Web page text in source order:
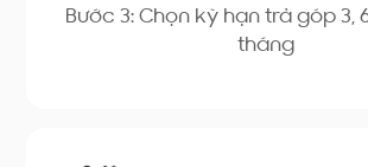
Bước 3: Chọn kỳ hạn trả góp 3,
tháng